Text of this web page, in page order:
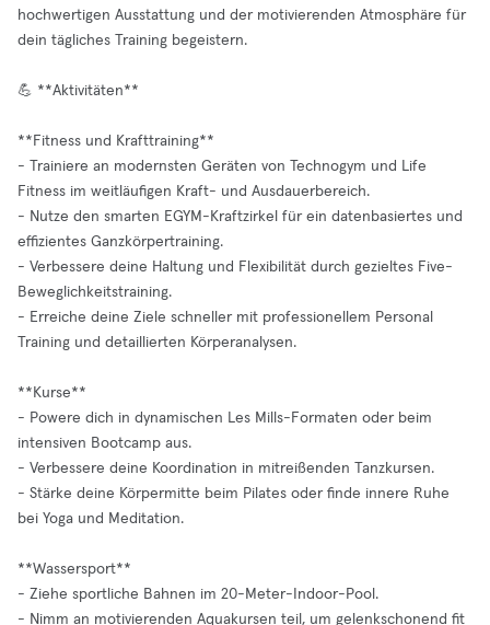
hochwertigen Ausstattung und der motivierenden Atmosphäre für
dein tägliches Training begeistern.
💪 **Aktivitäten**
**Fitness und Krafttraining**
- Trainiere an modernsten Geräten von Technogym und Life
Fitness im weitläufigen Kraft- und Ausdauerbereich.
- Nutze den smarten EGYM-Kraftzirkel für ein datenbasiertes und
effizientes Ganzkörpertraining.
- Verbessere deine Haltung und Flexibilität durch gezieltes Five-
Beweglichkeitstraining.
- Erreiche deine Ziele schneller mit professionellem Personal
Training und detaillierten Körperanalysen.
**Kurse**
- Powere dich in dynamischen Les Mills-Formaten oder beim
intensiven Bootcamp aus.
- Verbessere deine Koordination in mitreißenden Tanzkursen.
- Stärke deine Körpermitte beim Pilates oder finde innere Ruhe
bei Yoga und Meditation.
**Wassersport**
- Ziehe sportliche Bahnen im 20-Meter-Indoor-Pool.
- Nimm an motivierenden Aquakursen teil, um gelenkschonend fit